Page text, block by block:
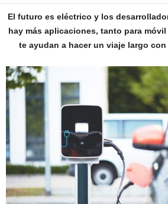
El futuro es eléctrico y los
hay más aplicaciones, tanto para
te ayudan a hacer un viaje largo